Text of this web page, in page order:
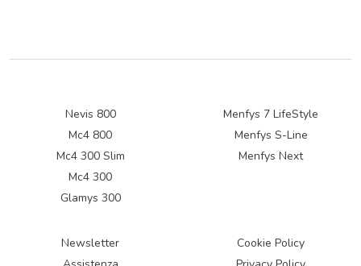
Nevis 800
Mc4 800
Mc4 300 Slim
Mc4 300
Glamys 300
Menfys 7 LifeStyle
Menfys S-Line
Menfys Next
Newsletter
Cookie Policy